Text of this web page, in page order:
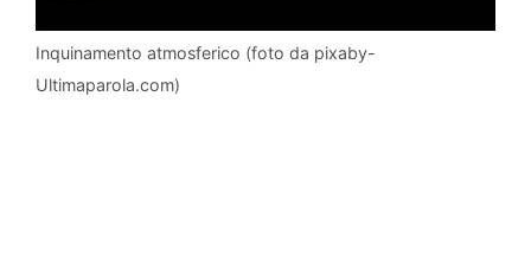
Inquinamento atmosferico (foto da pixaby-
Ultimaparola.com)